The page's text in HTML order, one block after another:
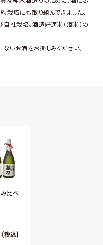
栽培にも取り組んできました。
社栽培。酒造好適米（酒米）の
いお酒をお楽しみください。
比べ
税込